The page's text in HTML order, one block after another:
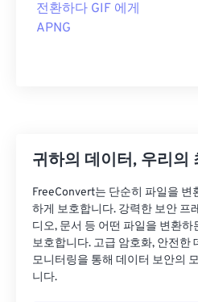
전환하다 GIF 에게
APNG
귀하의 데이터, 우리의
FreeConvert는 단순히 파일을 변
하게 보호합니다. 강력한 보안 프
디오, 문서 등 어떤 파일을 변환하
보호합니다. 고급 암호화, 안전한
모니터링을 통해 데이터 보안의
니다.